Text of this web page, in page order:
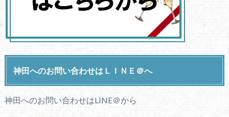
神田へのお問い合わせはＬＩＮＥ＠へ
神田へのお問い合わせはLINE＠から